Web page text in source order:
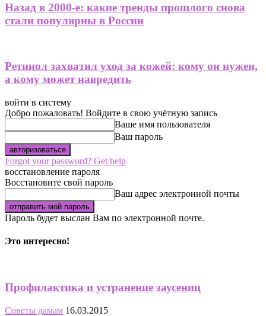
Назад в 2000-е: какие тренды прошлого снова
стали популярны в России
Ретинол захватил уход за кожей: кому он нужен,
а кому может навредить
войти в систему
Добро пожаловать! Войдите в свою учётную запись
Ваше имя пользователя
Ваш пароль
Forgot your password? Get help
восстановление пароля
Восстановите свой пароль
Ваш адрес электронной почты
Пароль будет выслан Вам по электронной почте.
Это интересно!
Профилактика и устранение заусениц
Советы дамам 16.03.2015